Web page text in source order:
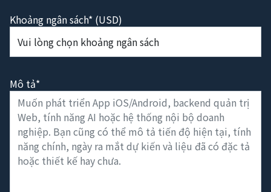
Khoảng ngân sách* (USD)
Mô tả*